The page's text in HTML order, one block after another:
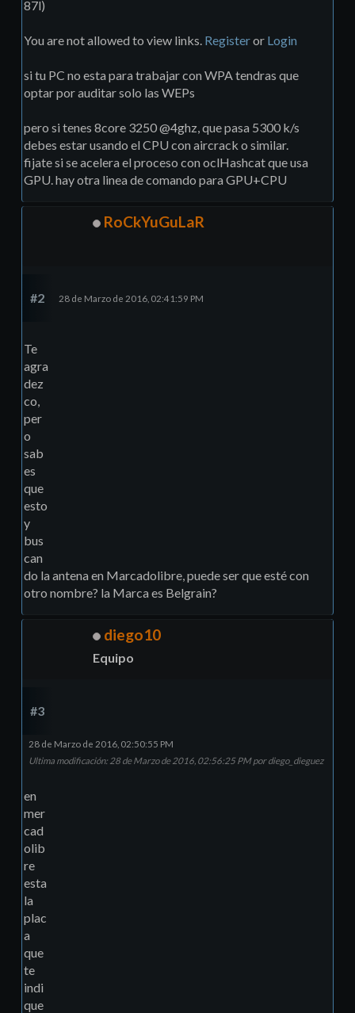
87l)
You are not allowed to view links. Registeror Login
si tu PC no esta para trabajar con WPA tendras que
optar por auditar solo las WEPs
pero si tenes 8core 3250 @4ghz, que pasa 5300 k/s
debes estar usando el CPU con aircrack o similar.
fijate si se acelera el proceso con oclHashcat que usa
GPU. hay otra linea de comando para GPU+CPU
RoCkYuGuLaR
#2 28 de Marzo de 2016, 02:41:59 PM
Te
agra
dez
co,
per
o
sab
es
que
esto
y
bus
can
do la antena en Marcadolibre, puede ser que esté con
otro nombre? la Marca es Belgrain?
diego10
Equipo
#3
28 de Marzo de 2016, 02:50:55 PM
Ultima modificación: 28 de Marzo de 2016, 02:56:25 PM por diego_dieguez
en
mer
cad
olib
re
esta
la
plac
a
que
te
indi
que